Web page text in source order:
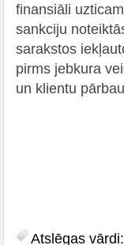
finansiāli
sankciju
sarakstos
pirms jebkura
un klientu
Atslēgas vārdi: